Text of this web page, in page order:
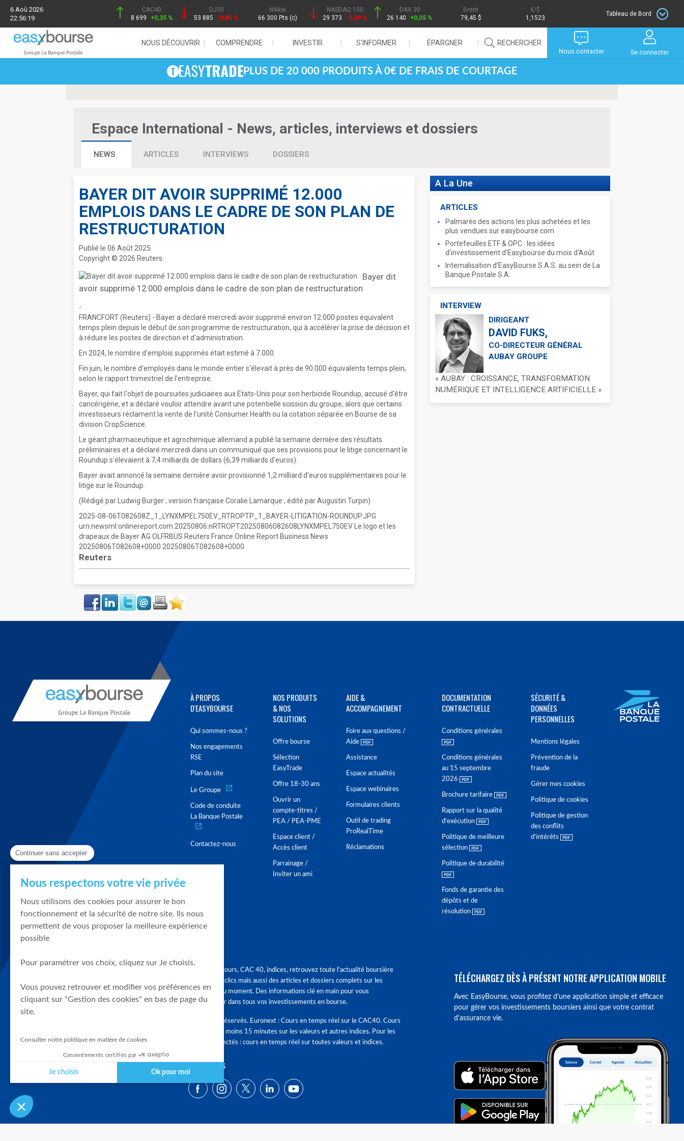
6 Aoû 2026
22:56:19
CAC40
8 699
+0,35 %
DJ30
53 885
-0,85 %
Nikkei
66 300 Pts (c)
NASDAQ 100
29 373
-0,39 %
DAX 30
26 140
+0,05 %
Brent
79,45 $
/$
1,1523
Tableau de Bord
NOUS DÉCOUVRIR COMPRENDRE INVESTIR S'INFORMER ÉPARGNER RECHERCHER
Nous contacter Se connecter
PLUS DE 20 000 PRODUITS À 0€ DE FRAIS DE COURTAGE
Espace International - News, articles, interviews et dossiers
NEWS ARTICLES INTERVIEWS DOSSIERS
BAYER DIT AVOIR SUPPRIMÉ 12.000
EMPLOIS DANS LE CADRE DE SON PLAN DE
RESTRUCTURATION
Publié le 06 Août 2025
Copyright © 2026 Reuters
Bayer dit
avoir supprimé 12.000 emplois dans le cadre de son plan de restructuration
-
FRANCFORT (Reuters) - Bayer a déclaré mercredi avoir supprimé environ 12.000 postes équivalent
temps plein depuis le début de son programme de restructuration, qui à accélérer la prise de décision et
à réduire les postes de direction et d'administration.
En 2024, le nombre d'emplois supprimés était estimé à 7.000.
Fin juin, le nombre d'employés dans le monde entier s'élevait à près de 90.000 équivalents temps plein,
selon le rapport trimestriel de l'entreprise.
Bayer, qui fait l'objet de poursuites judiciaires aux Etats-Unis pour son herbicide Roundup, accusé d'être
cancérigène, et a déclaré vouloir attendre avant une potentielle scission du groupe, alors que certains
investisseurs réclament la vente de l'unité Consumer Health ou la cotation séparée en Bourse de sa
division CropScience.
Le géant pharmaceutique et agrochimique allemand a publié la semaine dernière des résultats
préliminaires et a déclaré mercredi dans un communiqué que ses provisions pour le litige concernant le
Roundup s'élevaient à 7,4 milliards de dollars (6,39 milliards d'euros).
Bayer avait annoncé la semaine dernière avoir provisionné 1,2 milliard d'euros supplémentaires pour le
litige sur le Roundup.
(Rédigé par Ludwig Burger ; version française Coralie Lamarque ; édité par Augustin Turpin)
2025-08-06T082608Z_1_LYNXMPEL750EV_RTROPTP_1_BAYER-LITIGATION-ROUNDUP.JPG
urn:newsml:onlinereport.com:20250806:nRTROPT20250806082608LYNXMPEL750EV Le logo et les
drapeaux de Bayer AG OLFRBUS Reuters France Online Report Business News
20250806T082608+0000 20250806T082608+0000
Reuters
Face
book
LinkIn Twitter Envoyer ImprimerFavoris
A La Une
ARTICLES
Palmarès des actions les plus achetées et les
plus vendues sur easybourse.com
Portefeuilles ETF & OPC : les idées
d'investissement d'Easybourse du mois d'Août
Internalisation d'EasyBourse S.A.S. au sein de La
Banque Postale S.A.
INTERVIEW
DIRIGEANT
DAVID FUKS,
CO-DIRECTEUR GÉNÉRAL
AUBAY GROUPE
« AUBAY : CROISSANCE, TRANSFORMATION
NUMÉRIQUE ET INTELLIGENCE ARTIFICIELLE »
À PROPOS
D'EASYBOURSE
Qui sommes-nous ?
Nos engagements
RSE
Plan du site
Le Groupe
Code de conduite
La Banque Postale
Contactez-nous
NOS PRODUITS
& NOS
SOLUTIONS
Offre bourse
Sélection
EasyTrade
Offre 18-30 ans
Ouvrir un
compte-titres /
PEA / PEA-PME
Espace client /
Accès client
Parrainage /
Inviter un ami
AIDE &
ACCOMPAGNEMENT
Foire aux questions /
Aide
Assistance
Espace actualités
Espace webinaires
Formulaires clients
Outil de trading
ProRealTime
Réclamations
DOCUMENTATION
CONTRACTUELLE
Conditions générales
Conditions générales
au 15 septembre
2026
Brochure tarifaire
Rapport sur la qualité
d'exécution
Politique de meilleure
sélection
Politique de durabilité
Fonds de garantie des
dépôts et de
résolution
SÉCURITÉ &
DONNÉES
PERSONNELLES
Mentions légales
Prévention de la
fraude
Gérer mes cookies
Politique de cookies
Politique de gestion
des conflits
d'intérêts
Graphique, cours, CAC 40, indices, retrouvez toute l'actualité boursière
en quelques clics mais aussi des articles et dossiers complets sur les
tendances du moment. Des informations clé en main pour vous
accompagner dans tous vos investissements en bourse.
Tous droits réservés. Euronext : Cours en temps réel sur le CAC40. Cours
différés d'au moins 15 minutes sur les valeurs et autres indices. Pour les
clients connectés : cours en temps réel sur toutes valeurs et indices.
SUIVEZ-NOUS
TÉLÉCHARGEZ DÈS À PRÉSENT NOTRE APPLICATION MOBILE
Avec EasyBourse, vous profitez d’une application simple et efficace
pour gérer vos investissements boursiers ainsi que votre contrat
d’assurance vie.
Continuer sans accepter
Nous respectons votre vie privée
Nous utilisons des cookies pour assurer le bon
fonctionnement et la sécurité de notre site. Ils nous
permettent de vous proposer la meilleure expérience
possible
Pour paramétrer vos choix, cliquez sur Je choisis.
Vous pouvez retrouver et modifier vos préférences en
cliquant sur "Gestion des cookies" en bas de page du
site.
Consulter notre politique en matière de cookies
Consentements certifiés par
Je choisis Ok pour moi
Plateforme de Gestion du Consentement : Personnalisez vos Options
Notre plateforme vous permet d'adapter et de gérer vos paramètres de confidentialité, en garantissant la conformité avec les réglementations. Personnalisez vos préférences pour contrôler la manière dont